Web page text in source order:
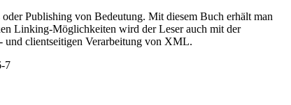
Publishing von Bedeutung. Mit diesem Buch erhält man
Linking-Möglichkeiten wird der Leser auch mit der
und clientseitigen Verarbeitung von XML.
7